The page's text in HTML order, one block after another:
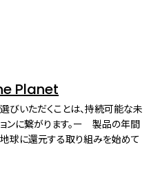
Planet
びいただくことは、持続可能な未
ンに繋がります。ー 製品の年間
球に還元する取り組みを始めて